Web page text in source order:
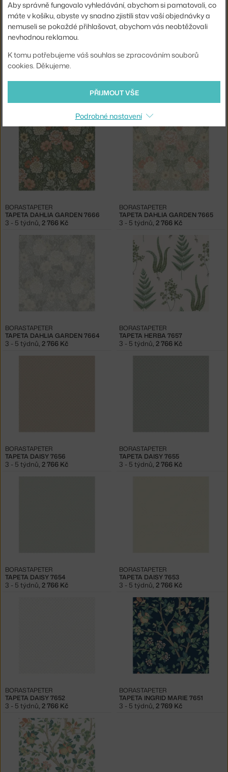
3 - 5 týdnů,2 766 Kč
TAPETA LILACS 7667
3 - 5 týdnů,2 766 Kč
TAPETA DAHLIA GARDEN 7666
BORASTAPETER
3 - 5 týdnů, 2 766 Kč
TAPETA DAHLIA GARDEN 7665
BORASTAPETER
3 - 5 týdnů, 2 766 Kč
TAPETA DAHLIA GARDEN 7664
BORASTAPETER
3 - 5 týdnů, 2 766 Kč
TAPETA HERBA 7657
BORASTAPETER
3 - 5 týdnů, 2 766 Kč
TAPETA DAISY 7656
BORASTAPETER
3 - 5 týdnů, 2 766 Kč
TAPETA DAISY 7655
BORASTAPETER
3 - 5 týdnů, 2 766 Kč
TAPETA DAISY 7654
BORASTAPETER
3 - 5 týdnů, 2 766 Kč
TAPETA DAISY 7653
BORASTAPETER
3 - 5 týdnů, 2 766 Kč
TAPETA DAISY 7652
BORASTAPETER
3 - 5 týdnů, 2 766 Kč
TAPETA INGRID MARIE 7651
BORASTAPETER
3 - 5 týdnů, 2 769 Kč
Aby správně fungovalo vyhledávání, abychom si pamatovali, co
máte v košíku, abyste vy snadno zjistili stav vaší objednávky a
nemuseli se pokaždé přihlašovat, abychom vás neobtěžovali
nevhodnou reklamou.
K tomu potřebujeme váš souhlas se zpracováním souborů
cookies. Děkujeme.
PŘIJMOUT VŠE
Podrobné nastavení